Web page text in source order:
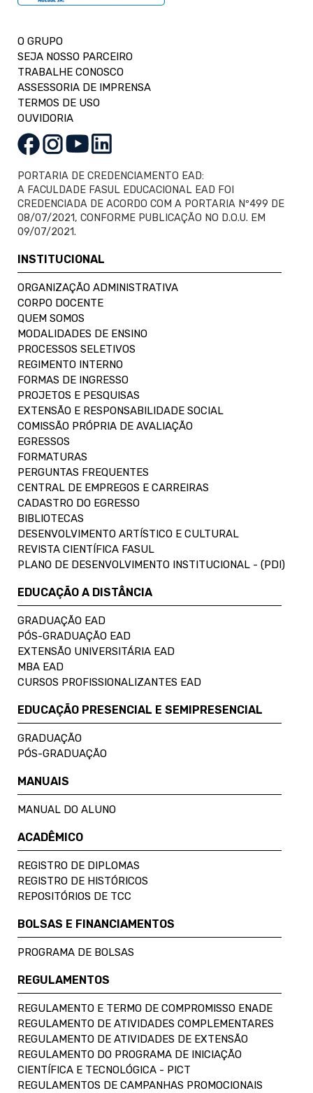
O GRUPO
SEJA NOSSO PARCEIRO
TRABALHE CONOSCO
ASSESSORIA DE IMPRENSA
TERMOS DE USO
OUVIDORIA
PORTARIA DE CREDENCIAMENTO EAD:
A FACULDADE FASUL EDUCACIONAL EAD FOI
CREDENCIADA DE ACORDO COM A PORTARIA Nº499 DE
08/07/2021, CONFORME PUBLICAÇÃO NO D.O.U. EM
09/07/2021.
INSTITUCIONAL
ORGANIZAÇÃO ADMINISTRATIVA
CORPO DOCENTE
QUEM SOMOS
MODALIDADES DE ENSINO
PROCESSOS SELETIVOS
REGIMENTO INTERNO
FORMAS DE INGRESSO
PROJETOS E PESQUISAS
EXTENSÃO E RESPONSABILIDADE SOCIAL
COMISSÃO PRÓPRIA DE AVALIAÇÃO
EGRESSOS
FORMATURAS
PERGUNTAS FREQUENTES
CENTRAL DE EMPREGOS E CARREIRAS
CADASTRO DO EGRESSO
BIBLIOTECAS
DESENVOLVIMENTO ARTÍSTICO E CULTURAL
REVISTA CIENTÍFICA FASUL
PLANO DE DESENVOLVIMENTO INSTITUCIONAL - (PDI)
EDUCAÇÃO A DISTÂNCIA
GRADUAÇÃO EAD
PÓS-GRADUAÇÃO EAD
EXTENSÃO UNIVERSITÁRIA EAD
MBA EAD
CURSOS PROFISSIONALIZANTES EAD
EDUCAÇÃO PRESENCIAL E SEMIPRESENCIAL
GRADUAÇÃO
PÓS-GRADUAÇÃO
MANUAIS
MANUAL DO ALUNO
ACADÊMICO
REGISTRO DE DIPLOMAS
REGISTRO DE HISTÓRICOS
REPOSITÓRIOS DE TCC
BOLSAS E FINANCIAMENTOS
PROGRAMA DE BOLSAS
REGULAMENTOS
REGULAMENTO E TERMO DE COMPROMISSO ENADE
REGULAMENTO DE ATIVIDADES COMPLEMENTARES
REGULAMENTO DE ATIVIDADES DE EXTENSÃO
REGULAMENTO DO PROGRAMA DE INICIAÇÃO
CIENTÍFICA E TECNOLÓGICA - PICT
REGULAMENTOS DE CAMPANHAS PROMOCIONAIS